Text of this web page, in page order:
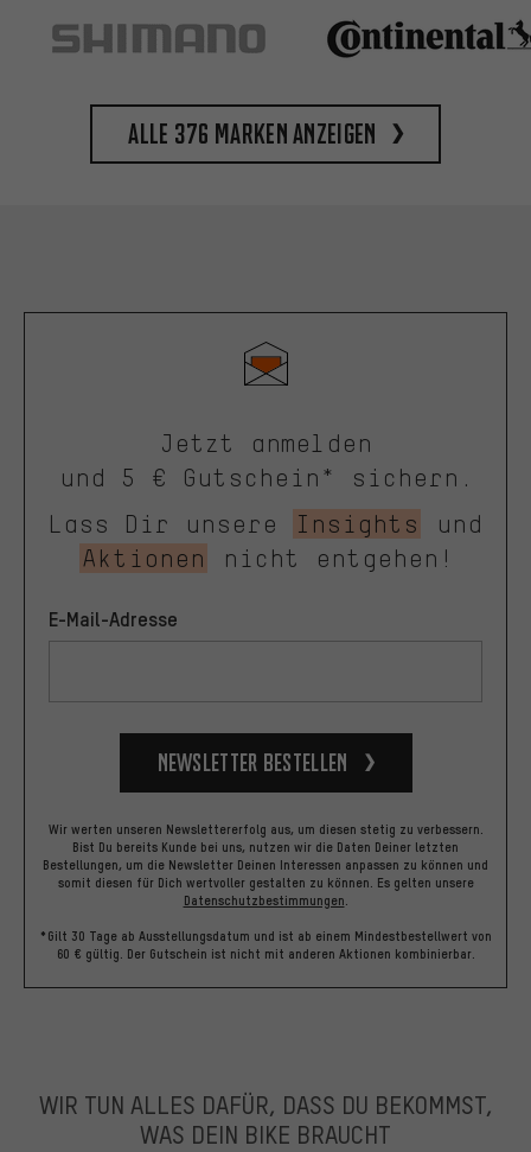
Alle 376 Marken anzeigen
Jetzt anmelden
und 5 € Gutschein* sichern.
Lass Dir unsere
Insights
und
Aktionen
nicht entgehen!
E-Mail-Adresse
Newsletter bestellen
Wir werten unseren Newslettererfolg aus, um diesen stetig zu verbessern.
Bist Du bereits Kunde bei uns, nutzen wir die Daten Deiner letzten
Bestellungen, um die Newsletter Deinen Interessen anpassen zu können und
somit diesen für Dich wertvoller gestalten zu können. Es gelten unsere
Datenschutzbestimmungen.
*Gilt 30 Tage ab Ausstellungsdatum und ist ab einem Mindestbestellwert von
60 € gültig. Der Gutschein ist nicht mit anderen Aktionen kombinierbar.
WIR TUN ALLES DAFÜR, DASS DU BEKOMMST,
WAS DEIN BIKE BRAUCHT